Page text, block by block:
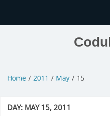
Home 2011 May 15
DAY: MAY 15, 2011